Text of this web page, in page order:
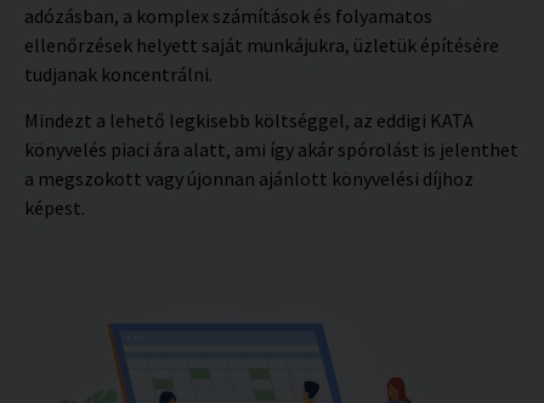
adózásban, a komplex számítások és folyamatos
ellenőrzések helyett saját munkájukra, üzletük építésére
tudjanak koncentrálni.
Mindezt a lehető legkisebb költséggel, az eddigi KATA
könyvelés piaci ára alatt, ami így akár spórolást is jelenthet
a megszokott vagy újonnan ajánlott könyvelési díjhoz
képest.